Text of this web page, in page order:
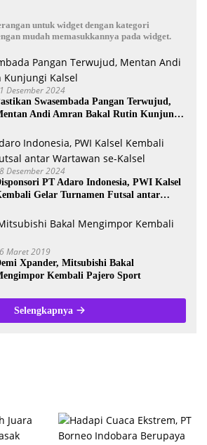
untuk widget dengan kategori
mudah memasukkannya pada widget.
Desember 2024
Swasembada Pangan Terwujud,
Andi Amran Bakal Rutin Kunjungi
Desember 2024
PT Adaro Indonesia, PWI Kalsel
Gelar Turnamen Futsal antar
Maret 2019
Xpander, Mitsubishi Bakal
Kembali Pajero Sport
Selengkapnya